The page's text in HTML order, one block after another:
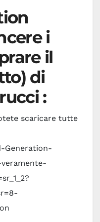
i
il
di
:
scaricare tutte
Generation-